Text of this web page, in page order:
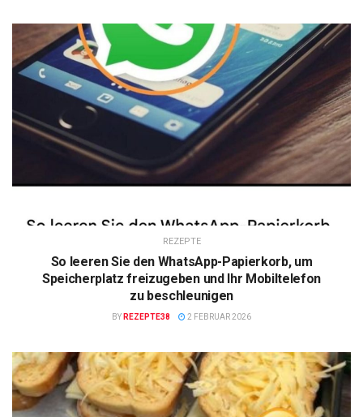
REZEPTE
So leeren Sie den WhatsApp-Papierkorb, um
Speicherplatz freizugeben und Ihr Mobiltelefon
zu beschleunigen
BY REZEPTE38 2 FEBRUAR 2026